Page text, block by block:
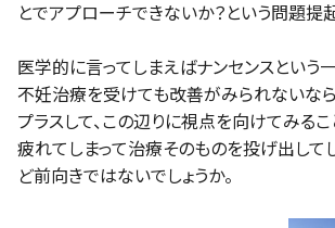
とでアプローチできないか？という問題提
医学的に言ってしまえばナンセンスという
不妊治療を受けても改善がみられないな
プラスして、この辺りに視点を向けてみる
疲れてしまって治療そのものを投げ出して
ど前向きではないでしょうか。